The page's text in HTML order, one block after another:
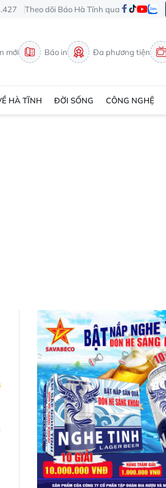
Theo dõi Báo Hà Tĩnh qua
mới Báo in Đa phương tiện
HÀ TĨNH ĐỜI SỐNG CÔNG NGHỆ